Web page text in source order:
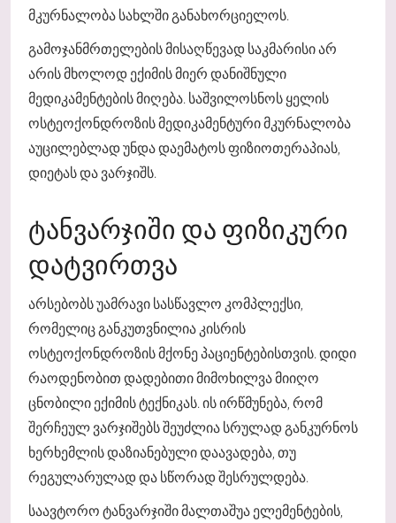
მკურნალობა სახლში განახორციელოს.
გამოჯანმრთელების მისაღწევად საკმარისი არ
არის მხოლოდ ექიმის მიერ დანიშნული
მედიკამენტების მიღება. საშვილოსნოს ყელის
ოსტეოქონდროზის მედიკამენტური მკურნალობა
აუცილებლად უნდა დაემატოს ფიზიოთერაპიას,
დიეტას და ვარჯიშს.
ᲢᲐᲜᲕᲐᲠᲯᲘᲨᲘ ᲓᲐ ᲤᲘᲖᲘᲙᲣᲠᲘ
ᲓᲐᲢᲕᲘᲠᲗᲕᲐ
არსებობს უამრავი სასწავლო კომპლექსი,
რომელიც განკუთვნილია კისრის
ოსტეოქონდროზის მქონე პაციენტებისთვის. დიდი
რაოდენობით დადებითი მიმოხილვა მიიღო
ცნობილი ექიმის ტექნიკას. ის ირწმუნება, რომ
შერჩეულ ვარჯიშებს შეუძლია სრულად განკურნოს
ხერხემლის დაზიანებული დაავადება, თუ
რეგულარულად და სწორად შესრულდება.
საავტორო ტანვარჯიში მალთაშუა ელემენტების,